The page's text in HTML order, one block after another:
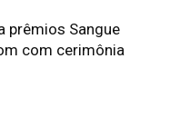
prêmios Sangue
com cerimônia